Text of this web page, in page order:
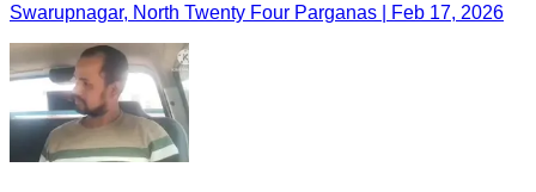
Swarupnagar, North Twenty Four Parganas | Feb 17, 2026